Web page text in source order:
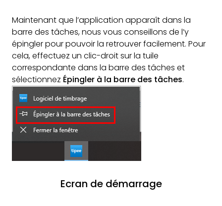
Maintenant que l’application apparaît dans la
barre des tâches, nous vous conseillons de l’y
épingler pour pouvoir la retrouver facilement. Pour
cela, effectuez un clic-droit sur la tuile
correspondante dans la barre des tâches et
sélectionnez Épingler à la barre des tâches.
Ecran de démarrage